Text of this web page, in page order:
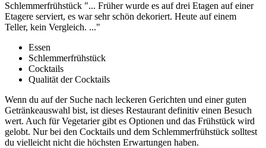
Schlemmerfrühstück "... Früher wurde es auf drei Etagen auf einer
Etagere serviert, es war sehr schön dekoriert. Heute auf einem
Teller, kein Vergleich. ..."
Essen
Schlemmerfrühstück
Cocktails
Qualität der Cocktails
Wenn du auf der Suche nach leckeren Gerichten und einer guten
Getränkeauswahl bist, ist dieses Restaurant definitiv einen Besuch
wert. Auch für Vegetarier gibt es Optionen und das Frühstück wird
gelobt. Nur bei den Cocktails und dem Schlemmerfrühstück solltest
du vielleicht nicht die höchsten Erwartungen haben.